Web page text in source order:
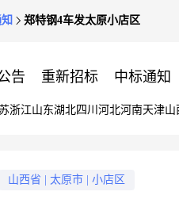
郑特钢4车发太原小店区
告 重新招标 中标通知
浙江山东湖北四川 河北河南天津山
山西省 太原市 小店区